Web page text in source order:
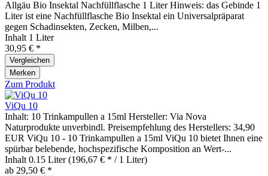
Allgäu Bio Insektal Nachfüllflasche 1 Liter Hinweis: das Gebinde 1
Liter ist eine Nachfüllflasche Bio Insektal ein Universalpräparat
gegen Schadinsekten, Zecken, Milben,...
Inhalt 1 Liter
30,95 € *
Vergleichen
Merken
Zum Produkt
ViQu 10
Inhalt: 10 Trinkampullen a 15ml Hersteller: Via Nova
Naturprodukte unverbindl. Preisempfehlung des Herstellers: 34,90
EUR ViQu 10 - 10 Trinkampullen a 15ml ViQu 10 bietet Ihnen eine
spürbar belebende, hochspezifische Komposition an Wert-...
Inhalt 0.15 Liter(196,67 € * / 1 Liter)
ab 29,50 € *